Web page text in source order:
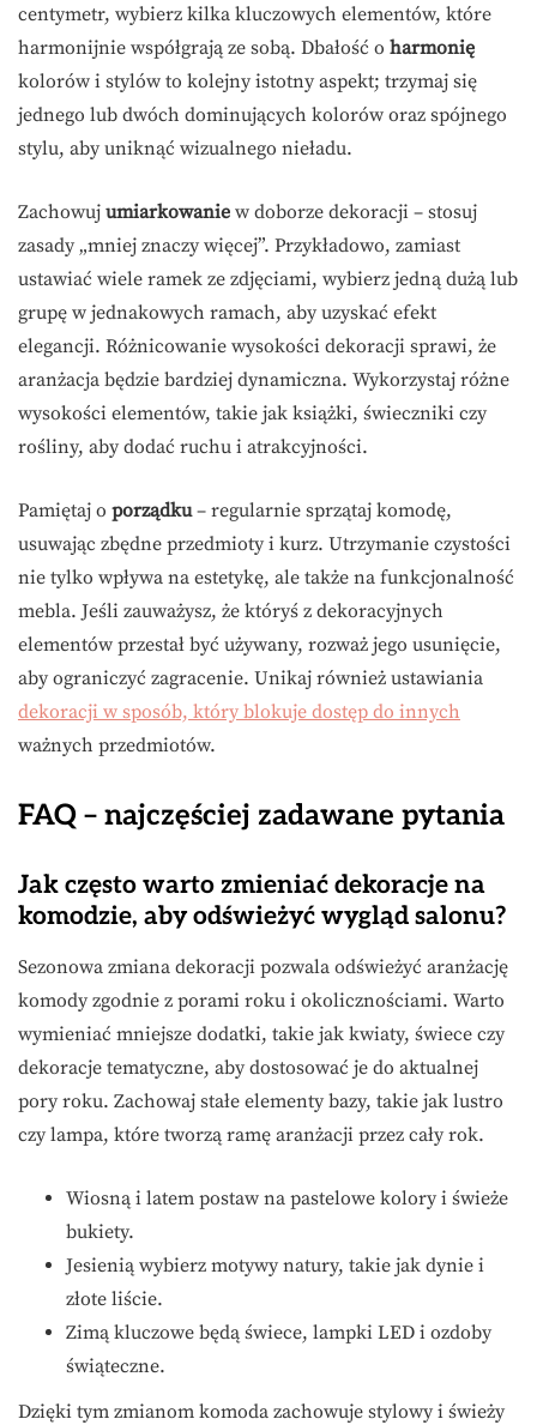
centymetr, wybierz kilka kluczowych elementów, które
harmonijnie współgrają ze sobą. Dbałość o harmonię
kolorów i stylów to kolejny istotny aspekt; trzymaj się
jednego lub dwóch dominujących kolorów oraz spójnego
stylu, aby uniknąć wizualnego nieładu.
Zachowuj umiarkowanie w doborze dekoracji – stosuj
zasady „mniej znaczy więcej”. Przykładowo, zamiast
ustawiać wiele ramek ze zdjęciami, wybierz jedną dużą lub
grupę w jednakowych ramach, aby uzyskać efekt
elegancji. Różnicowanie wysokości dekoracji sprawi, że
aranżacja będzie bardziej dynamiczna. Wykorzystaj różne
wysokości elementów, takie jak książki, świeczniki czy
rośliny, aby dodać ruchu i atrakcyjności.
Pamiętaj o porządku– regularnie sprzątaj komodę,
usuwając zbędne przedmioty i kurz. Utrzymanie czystości
nie tylko wpływa na estetykę, ale także na funkcjonalność
mebla. Jeśli zauważysz, że któryś z dekoracyjnych
elementów przestał być używany, rozważ jego usunięcie,
aby ograniczyć zagracenie. Unikaj również ustawiania
dekoracji w sposób, który blokuje dostęp do innych
ważnych przedmiotów.
FAQ – najczęściej zadawane pytania
Jak często warto zmieniać dekoracje na
komodzie, aby odświeżyć wygląd salonu?
Sezonowa zmiana dekoracji pozwala odświeżyć aranżację
komody zgodnie z porami roku i okolicznościami. Warto
wymieniać mniejsze dodatki, takie jak kwiaty, świece czy
dekoracje tematyczne, aby dostosować je do aktualnej
pory roku. Zachowaj stałe elementy bazy, takie jak lustro
czy lampa, które tworzą ramę aranżacji przez cały rok.
Wiosną i latem postaw na pastelowe kolory i świeże
bukiety.
Jesienią wybierz motywy natury, takie jak dynie i
złote liście.
Zimą kluczowe będą świece, lampki LED i ozdoby
świąteczne.
Dzięki tym zmianom komoda zachowuje stylowy i świeży